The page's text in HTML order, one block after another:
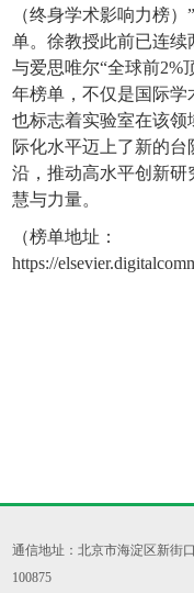
（终身学术影响力榜
单。徐教授此前已连续
与爱思唯尔“全球前2%
年榜单，不仅是国际学
也标志着实验室在该领
际化水平迈上了新的
沿，推动高水平创新
慧与力量。
（榜单地址：
https://
通信地址：北京市海淀区新街
100875